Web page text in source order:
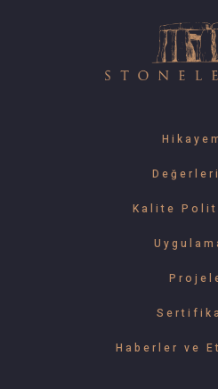
Kalite
Haberler ve